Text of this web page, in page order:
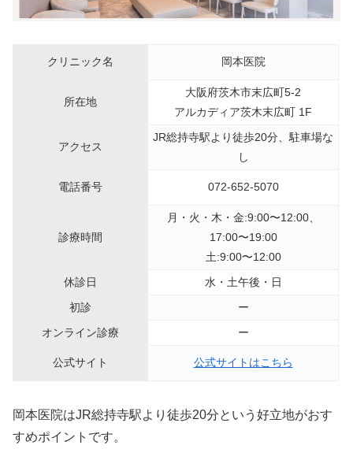
クリニック名 岡本医院
所在地
大阪府茨木市末広町5-2
アルカディア茨木末広町 1F
アクセス
JR総持寺駅より徒歩20分、駐車場な
し
電話番号 072-652-5070
診療時間
月・火・木・金:9:00〜12:00、
17:00〜19:00
土:9:00〜12:00
休診日
水・土午後・日
初診
ー
オンライン診療
ー
公式サイト 公式サイトはこちら
岡本医院はJR総持寺駅より徒歩20分という好立地がおす
すめポイントです。